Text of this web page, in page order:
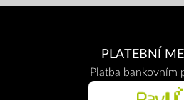
PLATEBNÍ
Platba bankovním